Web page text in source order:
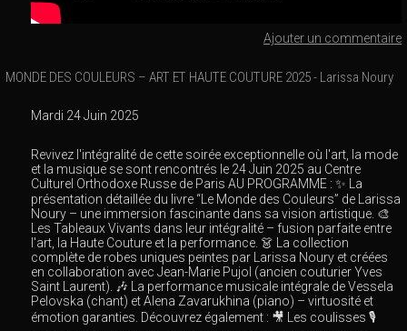
Ajouter un commentaire
MONDE DES COULEURS – ART ET HAUTE COUTURE 2025 - Larissa Noury
Mardi 24 Juin 2025
Revivez l'intégralité de cette soirée exceptionnelle où l'art, la mode
et la musique se sont rencontrés le 24 Juin 2025 au Centre
Culturel Orthodoxe Russe de Paris AU PROGRAMME : ✨ La
présentation détaillée du livre “Le Monde des Couleurs” de Larissa
Noury – une immersion fascinante dans sa vision artistique. 🎨
Les Tableaux Vivants dans leur intégralité – fusion parfaite entre
l'art, la Haute Couture et la performance. 👗 La collection
complète de robes uniques peintes par Larissa Noury et créées
en collaboration avec Jean-Marie Pujol (ancien couturier Yves
Saint Laurent). 🎶 La performance musicale intégrale de Vessela
Pelovska (chant) et Alena Zavarukhina (piano) – virtuosité et
émotion garanties. Découvrez également : 🎥 Les coulisses 🎙